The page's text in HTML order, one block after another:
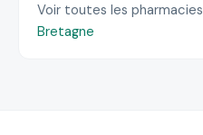
Voir toutes les pharmacies
Bretagne